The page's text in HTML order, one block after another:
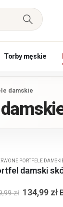
Torby męskie
damskie
PORTFELE
damski
zł 134,99 zł